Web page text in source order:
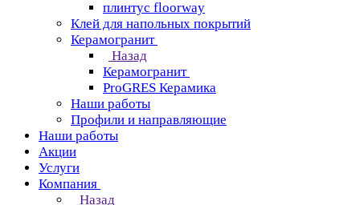
плинтус floorway
Клей для напольных покрытий
Керамогранит
Назад
Керамогранит
ProGRES Керамика
Наши работы
Профили и направляющие
Наши работы
Акции
Услуги
Компания
Назад